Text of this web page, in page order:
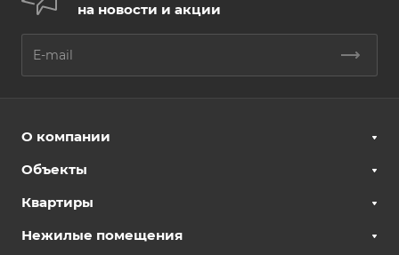
на новости и акции
О компании
Объекты
Квартиры
Нежилые помещения